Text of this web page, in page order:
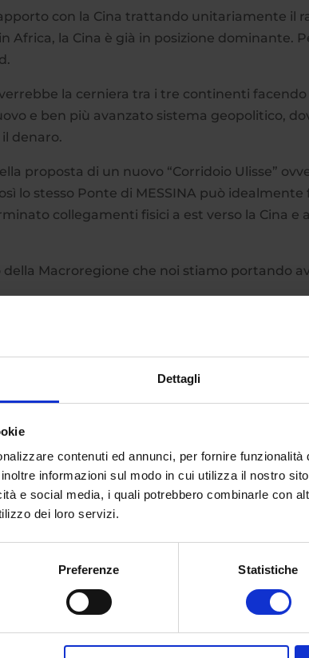
Dettagli
contenuti ed annunci, per fornire
informazioni sul modo in cui utilizza il nostro
e social media, i quali potrebbero combinarle con
dei loro servizi.
Preferenze Statistiche
con la Cina trattando unitariamente il
Africa, la Cina è già in posizione dominante.
la cerniera tra i tre continenti facendo
e ben più avanzato sistema geopolitico,
denaro.
proposta di un nuovo “Corridoio Ulisse”
lo stesso Ponte di MESSINA può
collegamenti fisici a est verso la Cina e
Macroregione che noi stiamo portando
dovremmo concentrarci su questo obbiettivo
che fermarci su diatribe di piccolo cabotaggio
prima. Prepariamoci ora a cavalcare il futuro
obbiettivo primario.